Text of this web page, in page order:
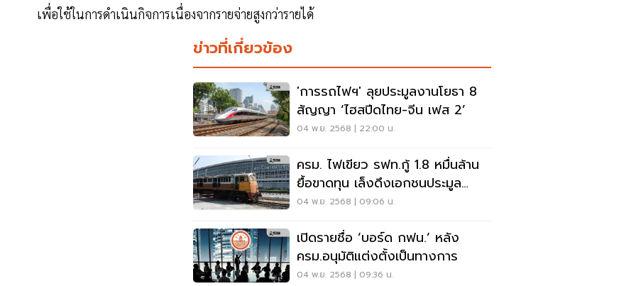
เพื่อใช้ในการดำเนินกิจการเนื่องจากรายจ่ายสูงกว่ารายได้
ข่าวที่เกี่ยวข้อง
'การรถไฟฯ' ลุยประมูลงานโยธา 8
สัญญา ‘ไฮสปีดไทย-จีน เฟส 2’
04 พ.ย. 2568 | 22:00 น.
ครม. ไฟเขียว รฟท.กู้ 1.8 หมื่นล้าน
ยื้อขาดทุน เล็งดึงเอกชนประมูล
ทรัพย์สิน
04 พ.ย. 2568 | 09:06 น.
เปิดรายชื่อ ‘บอร์ด กฟน.’ หลัง
ครม.อนุมัติแต่งตั้งเป็นทางการ
04 พ.ย. 2568 | 09:36 น.